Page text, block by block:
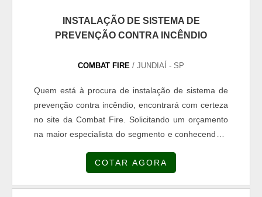
INSTALAÇÃO DE SISTEMA DE
PREVENÇÃO CONTRA INCÊNDIO
COMBAT FIRE / JUNDIAÍ - SP
Quem está à procura de instalação de sistema de
prevenção contra incêndio, encontrará com certeza
no site da Combat Fire. Solicitando um orçamento
na maior especialista do segmento e conhecendo a
lugar.Quando o quesito é instalação de sistema de
COTAR AGORA